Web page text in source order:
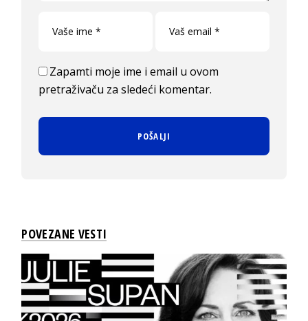
Zapamti moje ime i email u ovom
pretraživaču za sledeći komentar.
POVEZANE VESTI